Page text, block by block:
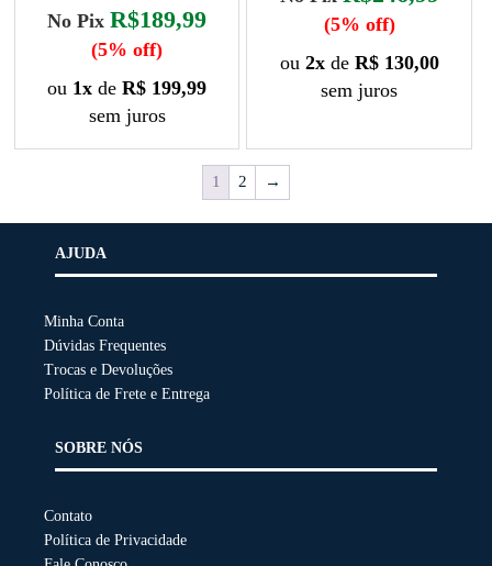
No Pix R$189,99
(5% off)
ou 1x deR$ 199,99
sem juros
(5% off)
ou 2xde R$ 130,00
sem juros
1 2 →
AJUDA
Minha Conta
Dúvidas Frequentes
Trocas e Devoluções
Política de Frete e Entrega
SOBRE NÓS
Contato
Política de Privacidade